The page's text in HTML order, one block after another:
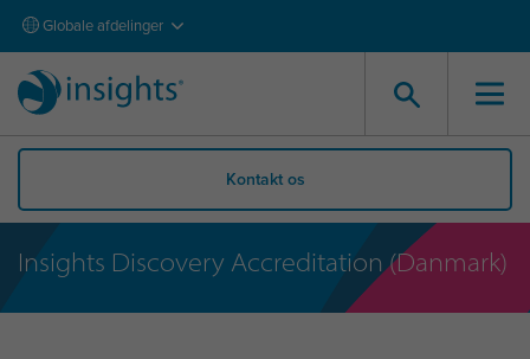
Globale afdelinger
Kontakt os
Insights Discovery Accreditation (Danmark)